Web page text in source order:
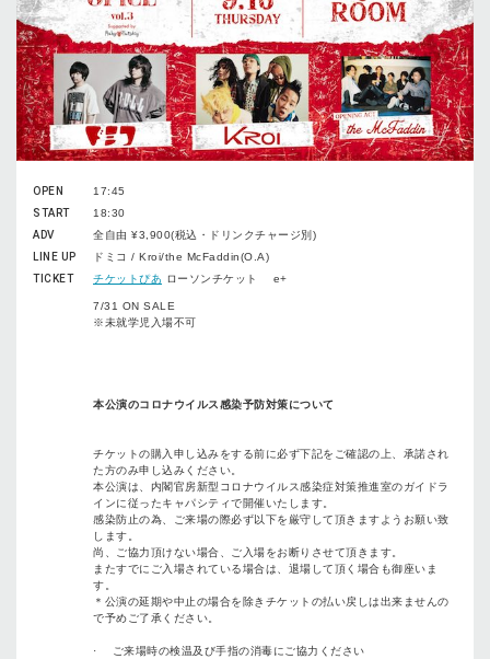
OPEN
17:45
START
18:30
ADV
全自由 ¥3,900(税込・ドリンクチャージ別)
LINE UP
ドミコ / Kroi/the McFaddin(O.A)
TICKET
チケットぴあ ローソンチケット e+
7/31 ON SALE
※未就学児入場不可
本公演のコロナウイルス感染予防対策について
チケットの購入申し込みをする前に必ず下記をご確認の上、承諾され
た方のみ申し込みください。
本公演は、内閣官房新型コロナウイルス感染症対策推進室のガイドラ
インに従ったキャパシティで開催いたします。
感染防止の為、ご来場の際必ず以下を厳守して頂きますようお願い致
します。
尚、ご協力頂けない場合、ご入場をお断りさせて頂きます。
またすでにご入場されている場合は、退場して頂く場合も御座いま
す。
＊公演の延期や中止の場合を除きチケットの払い戻しは出来ませんの
で予めご了承ください。
· ご来場時の検温及び手指の消毒にご協力ください